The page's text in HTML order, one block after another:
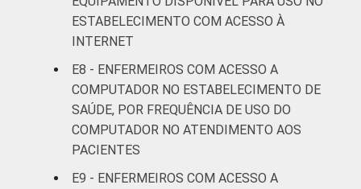
LOCALIZAÇÃO Capital
Interior
Fonte: CGI.br/NIC.br, Centro Regional de
Estudos para o Desenvolvimento da
Sociedade da Informação (CETIC.br),
Pesquisa sobre o uso das tecnologias de
ESTABELECIMENTO COM ACESSO À
INTERNET
E8 - ENFERMEIROS COM ACESSO A
COMPUTADOR NO ESTABELECIMENTO DE
SAÚDE, POR FREQUÊNCIA DE USO DO
COMPUTADOR NO ATENDIMENTO AOS
PACIENTES
E9 - ENFERMEIROS COM ACESSO A